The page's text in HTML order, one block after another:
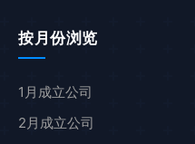
按月份浏览
1月成立公司
2月成立公司